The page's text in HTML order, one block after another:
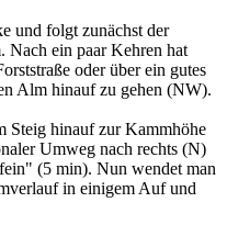
und folgt zunächst der
Nach ein paar Kehren hat
oder über ein gutes
Alm hinauf zu gehen (NW).
Steig hinauf zur Kammhöhe
Umweg nach rechts (N)
(5 min). Nun wendet man
in einigem Auf und